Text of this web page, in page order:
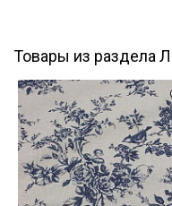
Товары из раздела